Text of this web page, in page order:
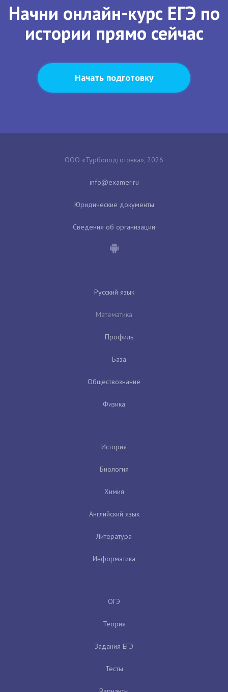
Начни онлайн-курс ЕГЭ по
истории прямо сейчас
Начать подготовку
ООО «Турбоподготовка», 2026
Юридические документы
Сведения об организации
Русский язык
Математика
Профиль
База
Обществознание
Физика
История
Биология
Химия
Английский язык
Литература
Информатика
ОГЭ
Теория
Задания ЕГЭ
Тесты